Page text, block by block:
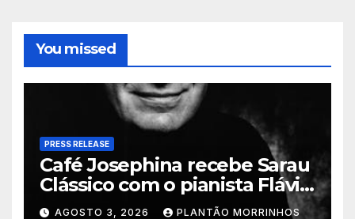
You missed
PRESS RELEASE
Café Josephina recebe Sarau
Clássico com o pianista Flávio
Varani nesta terça-feira
AGOSTO 3, 2026 PLANTÃO MORRINHOS